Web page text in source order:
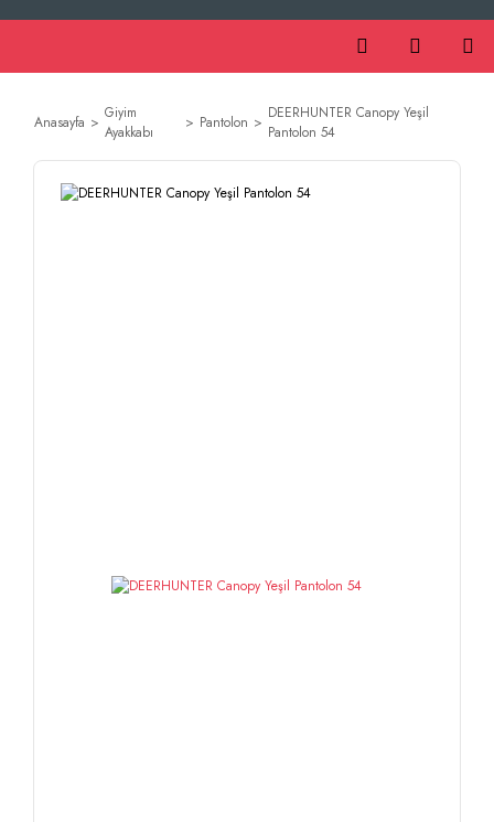
Anasayfa
Giyim
Ayakkabı
Pantolon
DEERHUNTER Canopy Yeşil
Pantolon 54